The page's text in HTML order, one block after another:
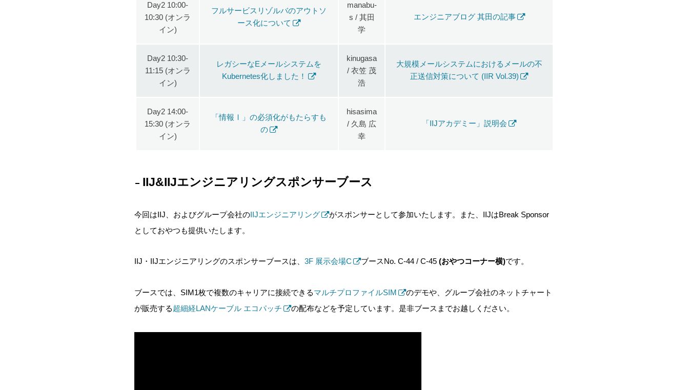
Day2 10:00-
10:30 (オンラ
イン)
フルサービスリゾルバのアウトソ
ース化について
manabu-
s / 其田
学
エンジニアブログ 其田の記事
Day2 10:30-
11:15 (オンラ
イン)
レガシーなEメールシステムを
Kubernetes化しました！
kinugasa
/ 衣笠 茂
浩
大規模メールシステムにおけるメールの不
正送信対策について (IIR Vol.39)
Day2 14:00-
15:30 (オンラ
イン)
「情報Ⅰ」の必須化がもたらすも
の
hisasima
/ 久島 広
幸
「IIJアカデミー」説明会
IIJ&IIJエンジニアリングスポンサーブース
今回はIIJ、およびグループ会社のIIJエンジニアリング
がスポンサーとして参加いたします。また、IIJはBreak Sponsor
としておやつも提供いたします。
IIJ・IIJエンジニアリングのスポンサーブースは、 3F 展示会場C ブースNo. C-44 / C-45 (おやつコーナー横)です。
ブースでは、SIM1枚で複数のキャリアに接続できるマルチプロファイルSIM
のデモや、グループ会社のネットチャート
が販売する超細経LANケーブル エコパッチ の配布などを予定しています。是非ブースまでお越しください。